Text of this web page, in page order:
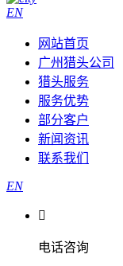
EN
网站首页
广州猎头公司
猎头服务
服务优势
部分客户
新闻资讯
联系我们
EN

电话咨询